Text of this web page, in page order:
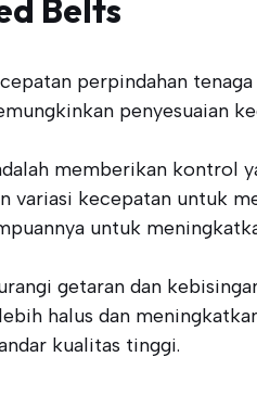
Belts
perpindahan
penyesuaian
memberikan kontrol
variasi kecepatan untuk
untuk
getaran dan
halus dan
kualitas tinggi.